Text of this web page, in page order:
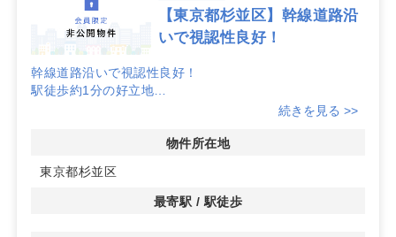
【東京都杉並区】幹線道路沿
いで視認性良好！
幹線道路沿いで視認性良好！
駅徒歩約1分の好立地
駅利用者と周辺住宅地の双方から集患が期待できる駅前立
続きを見る >>
物件所在地
東京都杉並区
最寄駅 / 駅徒歩